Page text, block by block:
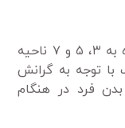
به طور عمده به ۳، ۵ و ۷ ناحیه
توجه به گرانش
فرد در هنگام